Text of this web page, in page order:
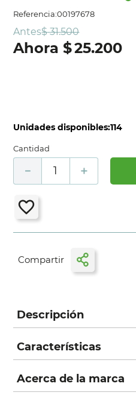
Referencia:00197678
Antes$ 31.500
$25.200
Unidades disponibles:114
Cantidad
＋
－
Descripción
Características
Acerca de la marca